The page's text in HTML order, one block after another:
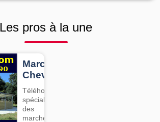
Les pros à la une
Marcheurs
Chevaux
Téléhorse,
spécialiste
des
marcheurs